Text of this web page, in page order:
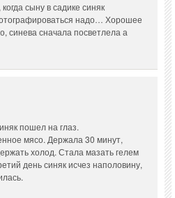
сыну в садике синяк
надо… Хорошее
синева сначала посветлела а
пошел на глаз.
мясо. Держала 30 минут,
холод. Стала мазать гелем
день синяк исчез наполовину,